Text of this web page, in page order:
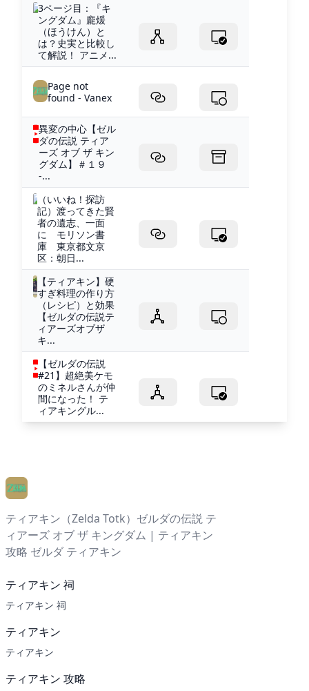
3ページ目：『キ
ングダム』龐煖
（ほうけん）と
は？史実と比較し
て解説！ アニメ...
Page not
found - Vanex
異変の中心【ゼル
ダの伝説 ティア
ーズ オブ ザ キン
グダム】＃１９
-...
（いいね！探訪
記）渡ってきた賢
者の遺志、一面
に モリソン書
庫 東京都文京
区：朝日...
【ティアキン】硬
すぎ料理の作り方
（レシピ）と効果
【ゼルダの伝説テ
ィアーズオブザ
キ...
【ゼルダの伝説
#21】超絶美ケモ
のミネルさんが仲
間になった！ テ
ィアキングル...
ティアキン（Zelda Totk）ゼルダの伝説 テ
ィアーズ オブ ザ キングダム | ティアキン
攻略 ゼルダ ティアキン
ティアキン 祠
ティアキン 祠
ティアキン
ティアキン
ティアキン 攻略